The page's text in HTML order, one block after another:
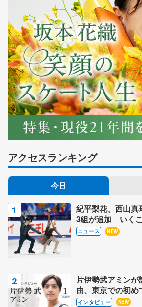
アクセスランキング
今日
紀平梨花、西山真
3組が追加 いく
木下グループ杯
ニュース NEW
片伊勢武アミン
由、東京での初
目スケーターの「
インタビュー NEW